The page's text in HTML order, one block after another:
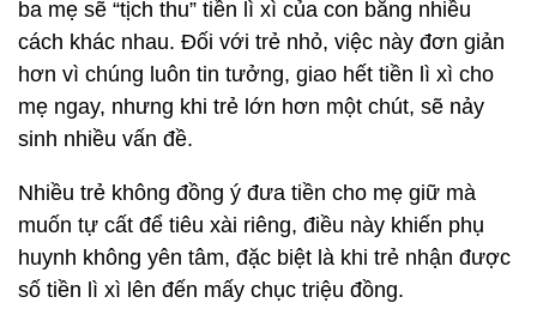
ba mẹ sẽ “tịch thu” tiền lì xì của con bằng nhiều
cách khác nhau. Đối với trẻ nhỏ, việc này đơn giản
hơn vì chúng luôn tin tưởng, giao hết tiền lì xì cho
mẹ ngay, nhưng khi trẻ lớn hơn một chút, sẽ nảy
sinh nhiều vấn đề.
Nhiều trẻ không đồng ý đưa tiền cho mẹ giữ mà
muốn tự cất để tiêu xài riêng, điều này khiến phụ
huynh không yên tâm, đặc biệt là khi trẻ nhận được
số tiền lì xì lên đến mấy chục triệu đồng.